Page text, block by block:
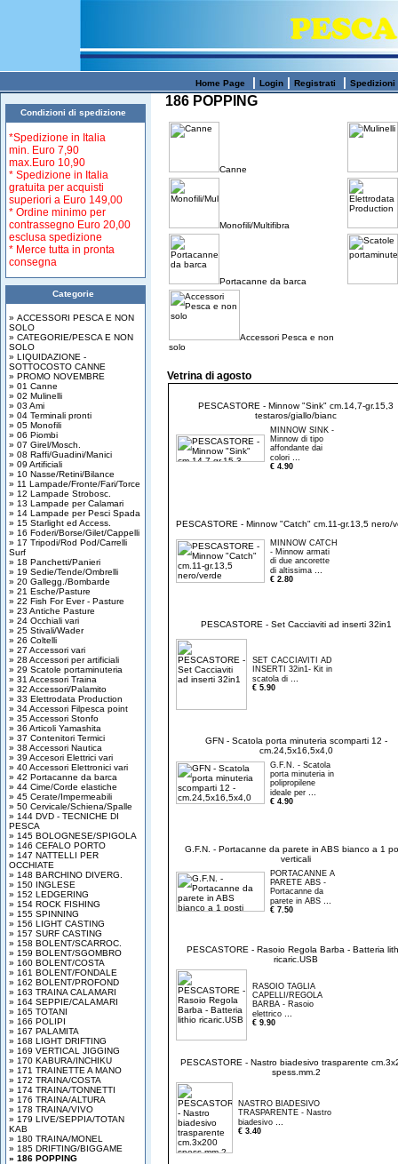
Home Page| Login| Registrati | Spedizioni
Condizioni di spedizione
*Spedizione in Italia
min. Euro 7,90
max.Euro 10,90
* Spedizione in Italia
gratuita per acquisti
superiori a Euro 149,00
* Ordine minimo per
contrassegno Euro 20,00
esclusa spedizione
* Merce tutta in pronta
consegna
Categorie
» ACCESSORI PESCA E NON
SOLO
» CATEGORIE/PESCA E NON
SOLO
» LIQUIDAZIONE -
SOTTOCOSTO CANNE
» PROMO NOVEMBRE
» 01 Canne
» 02 Mulinelli
» 03 Ami
» 04 Terminali pronti
» 05 Monofili
» 06 Piombi
» 07 Girel/Mosch.
» 08 Raffi/Guadini/Manici
» 09 Artificiali
» 10 Nasse/Retini/Bilance
» 11 Lampade/Fronte/Fari/Torce
» 12 Lampade Strobosc.
» 13 Lampade per Calamari
» 14 Lampade per Pesci Spada
» 15 Starlight ed Access.
» 16 Foderi/Borse/Gilet/Cappelli
» 17 Tripodi/Rod Pod/Carrelli
Surf
» 18 Panchetti/Panieri
» 19 Sedie/Tende/Ombrelli
» 20 Gallegg./Bombarde
» 21 Esche/Pasture
» 22 Fish For Ever - Pasture
» 23 Antiche Pasture
» 24 Occhiali vari
» 25 Stivali/Wader
» 26 Coltelli
» 27 Accessori vari
» 28 Accessori per artificiali
» 29 Scatole portaminuteria
» 31 Accessori Traina
» 32 Accessori/Palamito
» 33 Elettrodata Production
» 34 Accessori Filpesca point
» 35 Accessori Stonfo
» 36 Articoli Yamashita
» 37 Contenitori Termici
» 38 Accessori Nautica
» 39 Accesori Elettrici vari
» 40 Accessori Elettronici vari
» 42 Portacanne da barca
» 44 Cime/Corde elastiche
» 45 Cerate/Impermeabili
» 50 Cervicale/Schiena/Spalle
» 144 DVD - TECNICHE DI
PESCA
» 145 BOLOGNESE/SPIGOLA
» 146 CEFALO PORTO
» 147 NATTELLI PER
OCCHIATE
» 148 BARCHINO DIVERG.
» 150 INGLESE
» 152 LEDGERING
» 154 ROCK FISHING
» 155 SPINNING
» 156 LIGHT CASTING
» 157 SURF CASTING
» 158 BOLENT/SCARROC.
» 159 BOLENT/SGOMBRO
» 160 BOLENT/COSTA
» 161 BOLENT/FONDALE
» 162 BOLENT/PROFOND
» 163 TRAINA CALAMARI
» 164 SEPPIE/CALAMARI
» 165 TOTANI
» 166 POLIPI
» 167 PALAMITA
» 168 LIGHT DRIFTING
» 169 VERTICAL JIGGING
» 170 KABURA/INCHIKU
» 171 TRAINETTE A MANO
» 172 TRAINA/COSTA
» 174 TRAINA/TONNETTI
» 176 TRAINA/ALTURA
» 178 TRAINA/VIVO
» 179 LIVE/SEPPIA/TOTAN
KAB
» 180 TRAINA/MONEL
» 185 DRIFTING/BIGGAME
» 186 POPPING
186 POPPING
Canne
Monofili/Multifibra
Portacanne da barca
Accessori Pesca e non
solo
Vetrina di agosto
PESCASTORE - Minnow "Sink" cm.14,7-gr.15,3
testaros/giallo/bianc
MINNOW SINK -
Minnow di tipo
affondante dai
colori
€ 4.90
PESCASTORE - Minnow "Catch" cm.11-gr.13,5 nero/
MINNOW CATCH
- Minnow armati
di due ancorette
di altissima
€ 2.80
PESCASTORE - Set Cacciaviti ad inserti 32in1
SET CACCIAVITI AD
INSERTI 32in1- Kit in
scatola di
€ 5.90
GFN - Scatola porta minuteria scomparti 12 -
cm.24,5x16,5x4,0
G.F.N. - Scatola
porta minuteria in
polipropilene
ideale per
€ 4.90
G.F.N. - Portacanne da parete in ABS bianco a 1
verticali
PORTACANNE A
PARETE ABS -
Portacanne da
parete in ABS
€ 7.50
PESCASTORE - Rasoio Regola Barba - Batteria
ricaric.USB
RASOIO TAGLIA
CAPELLI/REGOLA
BARBA - Rasoio
elettrico
€ 9.90
PESCASTORE - Nastro biadesivo trasparente
spess.mm.2
NASTRO BIADESIVO
TRASPARENTE - Nastro
biadesivo
€ 3.40